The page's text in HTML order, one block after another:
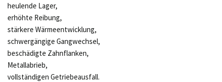
heulende Lager,
erhöhte Reibung,
stärkere Wärmeentwicklung,
schwergängige Gangwechsel,
beschädigte Zahnflanken,
Metallabrieb,
vollständigen Getriebeausfall.